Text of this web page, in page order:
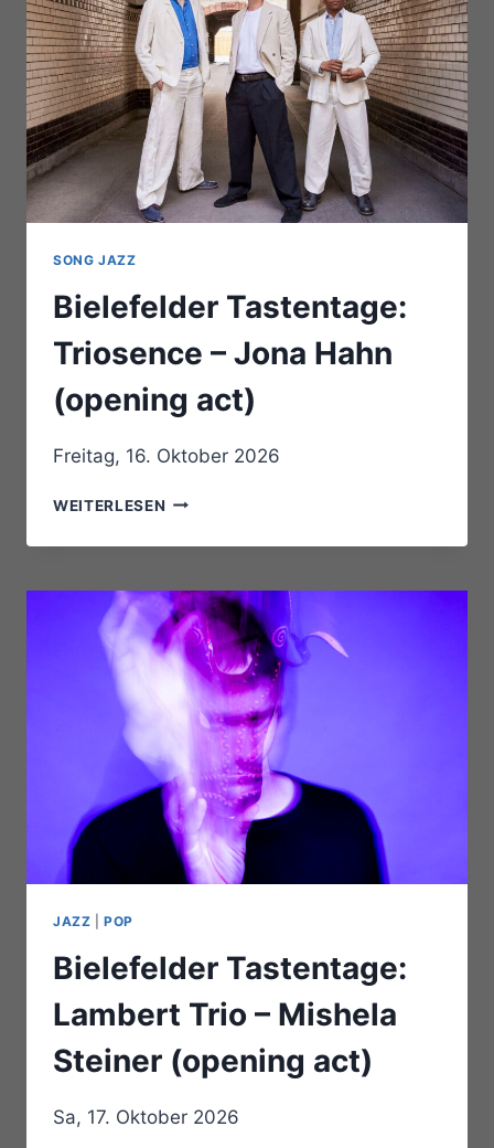
ACT)
SONG JAZZ
Bielefelder Tastentage:
Triosence – Jona Hahn
(opening act)
Freitag, 16. Oktober 2026
WEITERLESEN BIELEFELDER
TRIOSENCE
JONA
HAHN
(OPENING
ACT)
JAZZ |POP
Bielefelder Tastentage:
Lambert Trio – Mishela
Steiner (opening act)
Sa, 17. Oktober 2026